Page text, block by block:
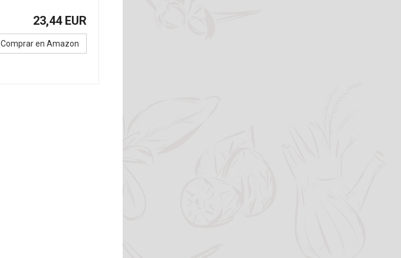
23,44 EUR
Comprar en Amazon